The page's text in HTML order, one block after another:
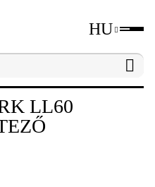
HU
Digitális szintezők és
LL60